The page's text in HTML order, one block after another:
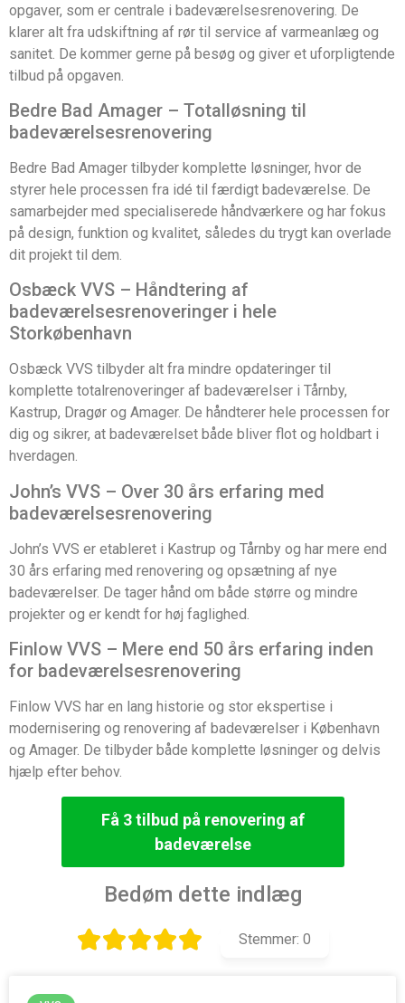
opgaver, som er centrale i badeværelsesrenovering. De
klarer alt fra udskiftning af rør til service af varmeanlæg og
sanitet. De kommer gerne på besøg og giver et uforpligtende
tilbud på opgaven.
Bedre Bad Amager – Totalløsning til
badeværelsesrenovering
Bedre Bad Amager tilbyder komplette løsninger, hvor de
styrer hele processen fra idé til færdigt badeværelse. De
samarbejder med specialiserede håndværkere og har fokus
på design, funktion og kvalitet, således du trygt kan overlade
dit projekt til dem.
Osbæck VVS – Håndtering af
badeværelsesrenoveringer i hele
Storkøbenhavn
Osbæck VVS tilbyder alt fra mindre opdateringer til
komplette totalrenoveringer af badeværelser i Tårnby,
Kastrup, Dragør og Amager. De håndterer hele processen for
dig og sikrer, at badeværelset både bliver flot og holdbart i
hverdagen.
John’s VVS – Over 30 års erfaring med
badeværelsesrenovering
John’s VVS er etableret i Kastrup og Tårnby og har mere end
30 års erfaring med renovering og opsætning af nye
badeværelser. De tager hånd om både større og mindre
projekter og er kendt for høj faglighed.
Finlow VVS – Mere end 50 års erfaring inden
for badeværelsesrenovering
Finlow VVS har en lang historie og stor ekspertise i
modernisering og renovering af badeværelser i København
og Amager. De tilbyder både komplette løsninger og delvis
hjælp efter behov.
Få 3 tilbud på renovering af
badeværelse
Bedøm dette indlæg
Stemmer: 0